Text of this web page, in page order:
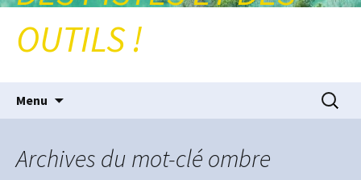
OUTILS !
Menu
Archives du mot-clé ombre